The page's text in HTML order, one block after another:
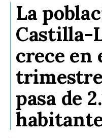
La
Castilla-
crece en
pasa de